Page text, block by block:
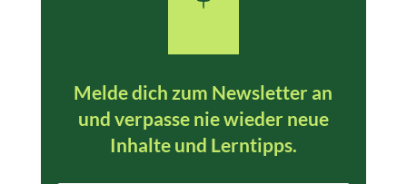
Melde dich zum Newsletter an
und verpasse nie wieder neue
Inhalte und Lerntipps.